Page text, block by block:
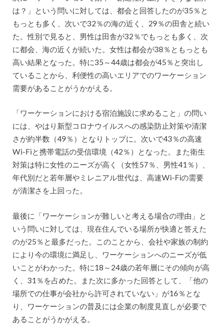
は？」という問いに対しては、都会と回答したのが35％と
もっとも多く、次いで32％の海の近く、29％の田舎と続い
た。性別で見ると、男性は田舎が32％でもっとも多く、次
に都会、海の近くが続いた。女性は都会が38％ともっとも
高い結果となった。特に35～44歳は都会が45％と突出し
ていることから、利便性の高いエリアでのワーケーション
需要があることがうかがえる。
「ワーケーションにおける宿泊施設に求めること」の問い
には、やはり新型コロナウイルスへの感染防止対策や清潔
さが約半数（49％）となりトップに。次いで43％の高速
Wi-Fiと携帯電話の受信環境（42％）となった。また衛生
対策は特に女性のニーズが高く（女性57％、男性41％）、
年代別だと若年層やミレニアル世代は、高速Wi-Fiの需要
が清潔さを上回った。
最後に「ワーケーションが難しいと考える場合の理由」と
いう問いに対しては、現在住んでいる場所が快適と答えた
のが25％と最多だった。このことから、会社や家族の制約
により今の環境に満足し、ワーケーションへのニーズが低
いことがわかった。特に18～24歳の若年層にその傾向が高
く、31％を占めた。また次に多かった回答として、「他の
場所での仕事が会社から許可されていない」が16％とな
り、ワーケーションの普及には企業の制度見直しが必要で
あることがうかがえる。